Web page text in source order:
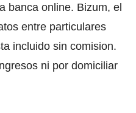
banca online. Bizum, el
entre particulares
incluido sin comision.
ni por domiciliar